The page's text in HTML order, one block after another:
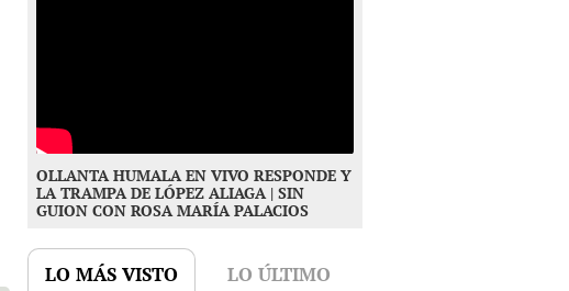
OLLANTA HUMALA EN VIVO RESPONDE Y
LA TRAMPA DE LÓPEZ ALIAGA | SIN
GUION CON ROSA MARÍA PALACIOS
LO MÁS VISTO LO ÚLTIMO